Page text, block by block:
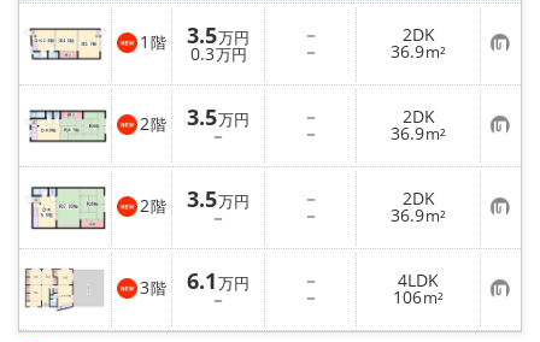
店舗情報·アクセス
会社概要
メールでお問い合わせ
1 階 3.5万円
0.3万円
－
－
2DK
36.9m² お
気
に
入
り
登
録
2階 3.5万円
－
－
－
2DK
36.9m² お
気
に
入
り
登
録
2階 3.5万円
－
－
－
2DK
36.9m² お
気
に
入
り
登
録
3階 6.1万円
－
－
－
4LDK
106m² お
気
に